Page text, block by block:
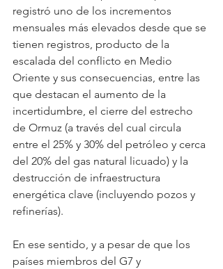
registró uno de los incrementos
mensuales más elevados desde que se
tienen registros, producto de la
escalada del conflicto en Medio
Oriente y sus consecuencias, entre las
que destacan el aumento de la
incertidumbre, el cierre del estrecho
de Ormuz (a través del cual circula
entre el 25% y 30% del petróleo y cerca
del 20% del gas natural licuado) y la
destrucción de infraestructura
energética clave (incluyendo pozos y
refinerías).
En ese sentido, y a pesar de que los
países miembros del G7 y